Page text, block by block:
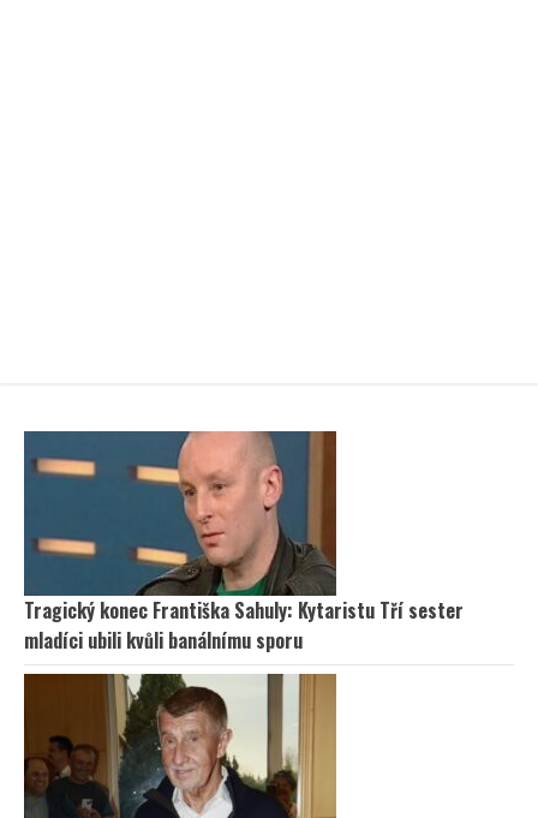
Tragický konec Františka Sahuly: Kytaristu Tří sester
mladíci ubili kvůli banálnímu sporu